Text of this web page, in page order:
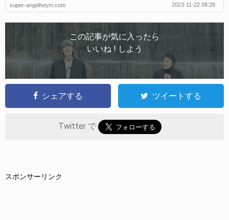
super-angelheym.com
2023-11-22 08:28
この記事が気に入ったら
いいね ! しよう
シェアする ツイートする
Twitter で
スポンサーリンク